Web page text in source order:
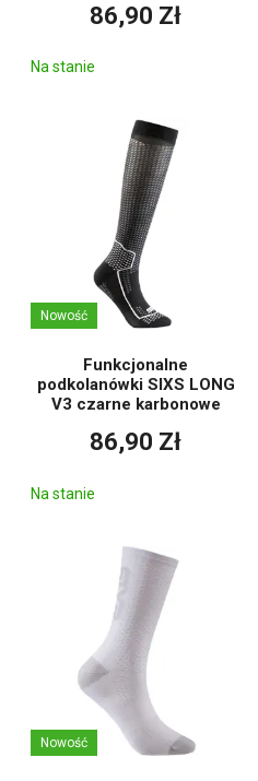
86,90 Zł
Na stanie
Nowość
Funkcjonalne
podkolanówki SIXS LONG
V3 czarne karbonowe
86,90 Zł
Na stanie
Nowość